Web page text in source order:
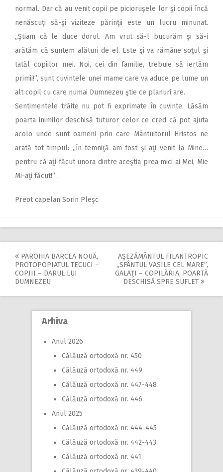
normal. Dar că au venit copii pe picioruşele lor şi copii încă
nenăscuţi să-şi viziteze părinţii este un lucru minunat.
„Ştiam că le duce dorul. Am vrut să-l bucurăm şi să-i
arătăm că suntem alături de el. Este şi va rămâne soţul şi
tatăl copiilor mei. Noi, cei din familie, trebuie să iertăm
primii!”, sunt cuvintele unei mame care va aduce pe lume un
alt copil cu care numai Dumnezeu ştie ce planuri are.
Sentimentele trăite nu pot fi exprimate în cuvinte. Lăsăm
poarta inimilor deschisă tuturor celor ce cred că pot ajuta
acolo unde sunt oameni prin care Mântuitorul Hristos ne
arată tot timpul: „în temniţă am fost şi aţi venit la Mine…
pentru că aţi făcut unora dintre aceştia prea mici ai Mei, Mie
Mi-aţi făcut!” .
Preot capelan Sorin Pleşc
Post
navigation
PAROHIA BARCEA NOUĂ,
PROTOPOPIATUL TECUCI –
COPIII – DARUL LUI
DUMNEZEU
AŞEZĂMÂNTUL FILANTROPIC
,,SFÂNTUL VASILE CEL MARE”,
GALAŢI – COPILĂRIA, POARTĂ
DESCHISĂ SPRE SUFLET
Arhiva
Anul 2026
Călăuză ortodoxă nr. 450
Călăuză ortodoxă nr. 449
Călăuză ortodoxă nr. 447-448
Călăuză ortodoxă nr. 446
Anul 2025
Călăuză ortodoxă nr. 444-445
Călăuză ortodoxă nr. 442-443
Călăuză ortodoxă nr. 441